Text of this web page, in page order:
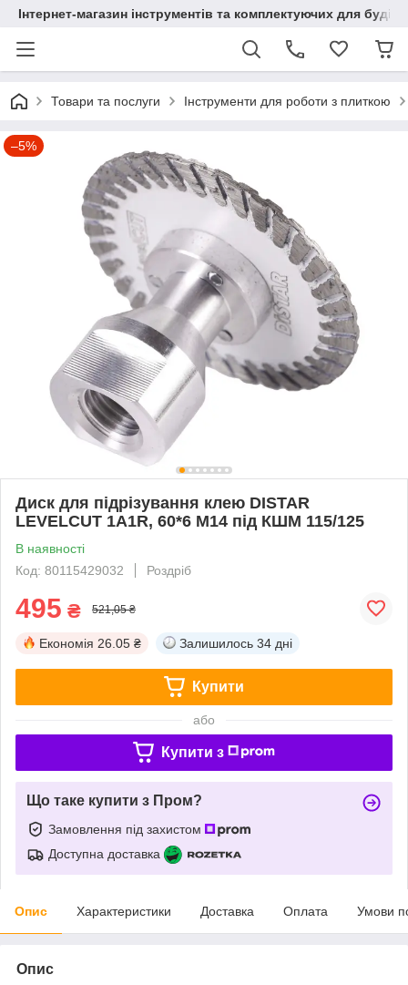
Інтернет-магазин інструментів та комплектуючих для
Товари та послуги Інструменти для роботи з плиткою
–5%
Диск для підрізування клею DISTAR
LEVELCUT 1A1R, 60*6 M14 під КШМ 115/125
В наявності
Код: 80115429032
Роздріб
495 ₴ 521,05 ₴
Економія 26.05 ₴ Залишилось 34 дні
Купити
або
Купити з
Що таке купити з Пром?
Замовлення під захистом
Доступна доставка
Опис Характеристики Доставка Оплата Умови
Опис